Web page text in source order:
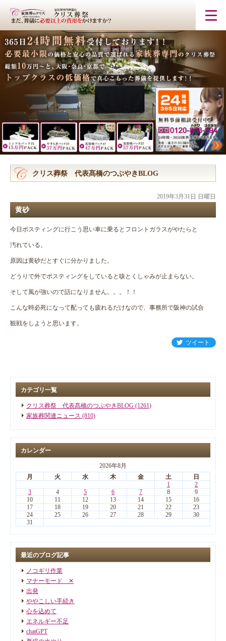
クリス葬祭 代表髙橋のつぶやきBLOG
2019年3月31日 日曜日
黄砂
今日ポスティングに行こう思い車に乗るとフロントガラスがやたらと
汚れている。
原因は黄砂だとすぐに分かりました。
どうりで外でポスティングをしていると咳とくしゃみが止まらない。
そして風が強いので話になりません。。。！！
こんな時必死になって配っても疲れるだけなので、事務所で阪神の試合
観戦をしようと思います。
ツイート
カテゴリ一覧
クリス葬祭 代表髙橋のつぶやきBLOG (1261)
家族葬関連ニュース (810)
カレンダー
2026年8月
月
火 水 木 金 土
日
1
2
3
4 5 6 7 8
9
10
11 12 13 14 15
16
17
18 19 20 21 22
23
24
25 26 27 28 29
30
31
最近のブログ記事
ノコギリ作業
マナーモード ✕
出発
ややこしい手続き
心を込めて
エネルギー不足
chatGPT